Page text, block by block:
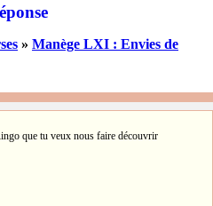
» Manège LXI : Envies de
que tu veux nous faire découvrir